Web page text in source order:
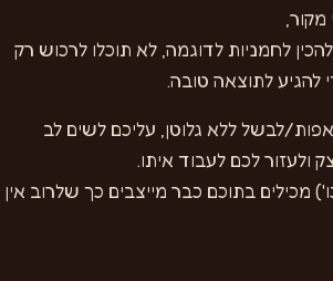
לחמניות לדוגמה, לא תוכלו לרכוש רק
להגיע לתוצאה טובה.
לבשל ללא גלוטן, עליכם לשים לב
ולעזור לכם לעבוד איתו.
מכילים בתוכם כבר מייצבים כך שלרוב אין